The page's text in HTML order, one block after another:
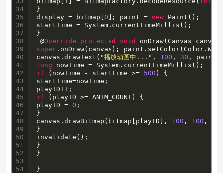
34
35
36
37
38
39
40
41
42
43
44
45
46
47
48
49
50
51
52
53
54
}
display = bitmap[0 ]; paint = new Paint();
startTime = System.currentTimeMillis();
}
@Override protected
void
super .onDraw(canvas);
canvas.drawText( "播放动画中..." , 100 , 30
long
if (nowTime - startTime >= 500 ) {
startTime=nowTime;
if (playID >= ANIM_COUNT) {
playID = 0 ;
}
canvas.drawBitmap(bitmap[playID], 100 , 100 ,
}
invalidate();
}
}
}